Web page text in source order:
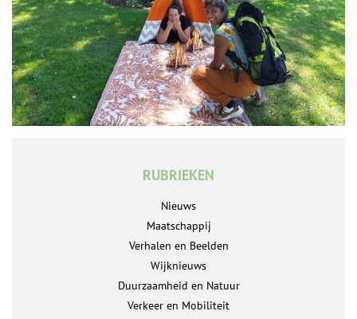
RUBRIEKEN
Nieuws
Maatschappij
Verhalen en Beelden
Wijknieuws
Duurzaamheid en Natuur
Verkeer en Mobiliteit